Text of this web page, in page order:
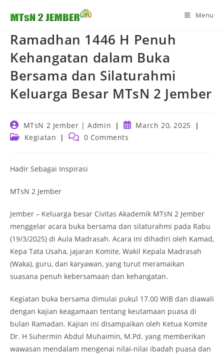
Menu
Ramadhan 1446 H Penuh
Kehangatan dalam Buka
Bersama dan Silaturahmi
Keluarga Besar MTsN 2 Jember
Post
author:
MTsN 2 Jember | Admin
Post
published:
March 20, 2025
Post Kegiatan
Post 0 Comments
Hadir Sebagai Inspirasi
MTsN 2 Jember
Jember – Keluarga besar Civitas Akademik MTsN 2 Jember
menggelar acara buka bersama dan silaturahmi pada Rabu
(19/3/2025) di Aula Madrasah. Acara ini dihadiri oleh Kamad,
Kepa Tata Usaha, jajaran Komite, Wakil Kepala Madrasah
(Waka), guru, dan karyawan, yang turut meramaikan
suasana penuh kebersamaan dan kehangatan.
Kegiatan buka bersama dimulai pukul 17.00 WIB dan diawali
dengan kajian keagamaan tentang keutamaan puasa di
bulan Ramadan. Kajian ini disampaikan oleh Ketua Komite
Dr. H Suhermin Abdul Muhaimin, M.Pd. yang memberikan
wawasan mendalam mengenai nilai-nilai ibadah puasa dan